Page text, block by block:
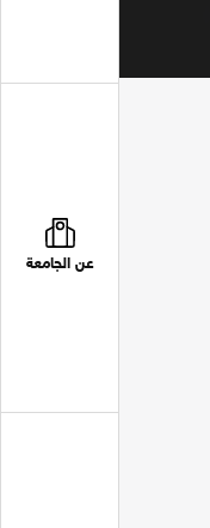
عن الجامعة